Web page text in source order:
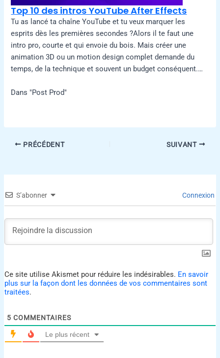
Top 10 des intros YouTube After Effects
Tu as lancé ta chaîne YouTube et tu veux marquer les
esprits dès les premières secondes ?Alors il te faut une
intro pro, courte et qui envoie du bois. Mais créer une
animation 3D ou un motion design complet demande du
temps, de la technique et souvent un budget conséquent.…
Dans "Post Prod"
PRÉCÉDENT SUIVANT
S’abonner Connexion
Ce site utilise Akismet pour réduire les indésirables. En savoir
plus sur la façon dont les données de vos commentaires sont
traitées.
5 COMMENTAIRES
Le plus récent